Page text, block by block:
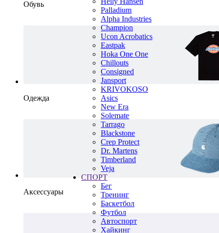
Palladium
Alpha Industries
Champion
Ucon Acrobatics
Eastpak
Hoka One One
Chillouts
Consigned
Jansport
KRIVOKOSO
Asics
New Era
Solemate
Tarrago
Blackstone
Crep Protect
Dr. Martens
Timberland
Veja
СПОРТ
Бег
Тренинг
Баскетбол
Футбол
Автоспорт
Хайкинг
Обувь
Одежда
Аксессуары